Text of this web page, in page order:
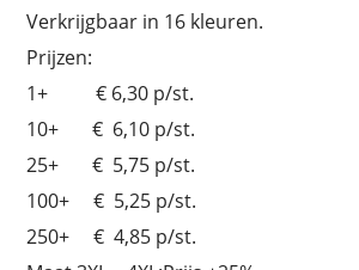
Verkrijgbaar in 16 kleuren.
Prijzen:
1+ € 6,30 p/st.
10+ € 6,10 p/st.
25+ € 5,75 p/st.
100+ € 5,25 p/st.
250+ € 4,85 p/st.